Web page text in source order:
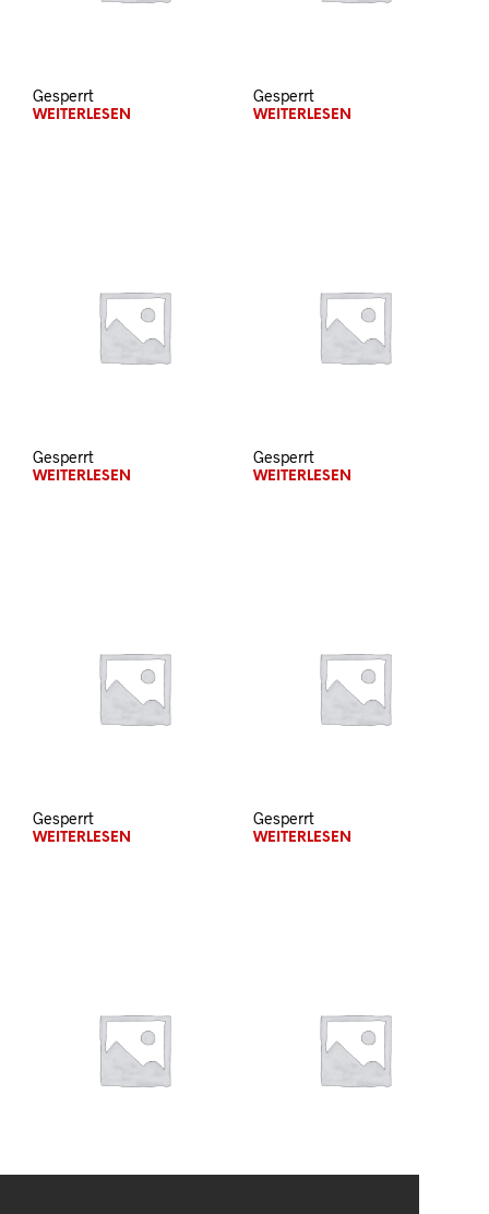
Gesperrt
WEITERLESEN
Gesperrt
WEITERLESEN
Gesperrt
WEITERLESEN
Gesperrt
WEITERLESEN
Gesperrt
WEITERLESEN
Gesperrt
WEITERLESEN
Gesperrt Gesperrt